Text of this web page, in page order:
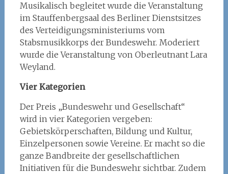
Musikalisch begleitet wurde die Veranstaltung
im Stauffenbergsaal des Berliner Dienstsitzes
des Verteidigungsministeriums vom
Stabsmusikkorps der Bundeswehr. Moderiert
wurde die Veranstaltung von Oberleutnant Lara
Weyland.
Vier Kategorien
Der Preis „Bundeswehr und Gesellschaft“
wird in vier Kategorien vergeben:
Gebietskörperschaften, Bildung und Kultur,
Einzelpersonen sowie Vereine. Er macht so die
ganze Bandbreite der gesellschaftlichen
Initiativen für die Bundeswehr sichtbar. Zudem